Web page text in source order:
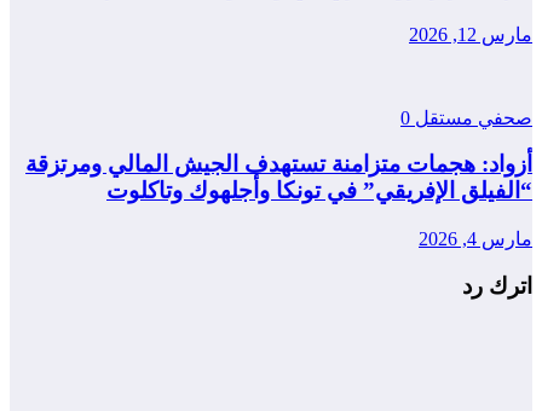
مارس 12, 2026
صحفي مستقل 0
أزواد: هجمات متزامنة تستهدف الجيش المالي ومرتزقة
“الفيلق الإفريقي” في تونكا وأجلهوك وتاكلوت
مارس 4, 2026
اترك رد